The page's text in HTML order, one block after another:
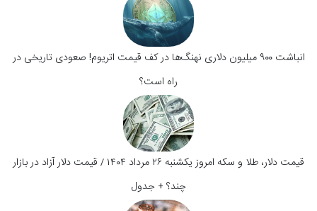
انباشت ۹۰۰ میلیون دلاری نهنگ‌ها در کف قیمت اتریوم! صعودی تاریخی در
راه است؟
قیمت دلار، طلا و سکه امروز یکشنبه ۲۶ مرداد ۱۴۰۴ / قیمت دلار آزاد در بازار
چند؟ + جدول